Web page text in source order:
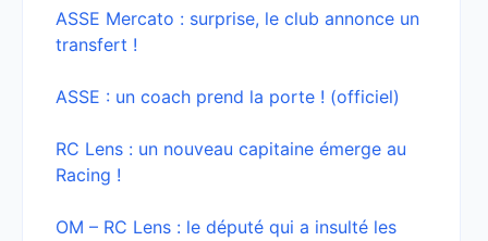
ASSE Mercato : surprise, le club annonce un
transfert !
ASSE : un coach prend la porte ! (officiel)
RC Lens : un nouveau capitaine émerge au
Racing !
OM – RC Lens : le député qui a insulté les